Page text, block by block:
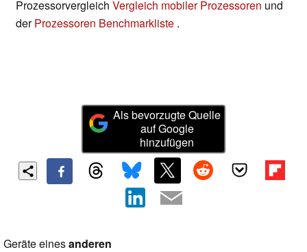
Prozessorvergleich Vergleich mobiler Prozessoren und
derProzessoren Benchmarkliste .
Als bevorzugte Quelle
auf Google
hinzufügen
Geräte einesanderen